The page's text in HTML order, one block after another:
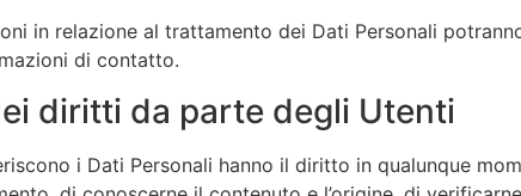
in relazione al trattamento dei Dati Personali
di contatto.
diritti da parte degli Utenti
i Dati Personali hanno il diritto in qualunque